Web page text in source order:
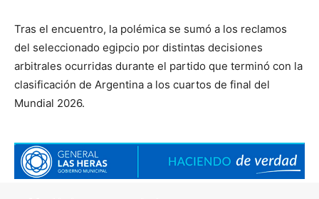
Tras el encuentro, la polémica se sumó a los reclamos
del seleccionado egipcio por distintas decisiones
arbitrales ocurridas durante el partido que terminó con la
clasificación de Argentina a los cuartos de final del
Mundial 2026.